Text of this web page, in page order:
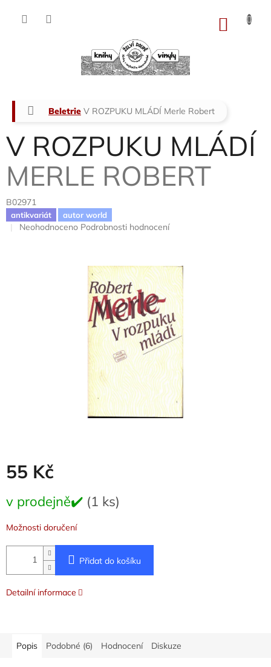
Domů
Beletrie V ROZPUKU MLÁDÍ Merle Robert
V ROZPUKU MLÁDÍ
MERLE ROBERT
B02971
antikvariát autor world
Průměrné
Neohodnoceno Podrobnosti hodnocení
55 Kč
cena:
v prodejně✔️ (1 ks)
Možnosti doručení
Přidat do košíku
Detailní informace
Popis Podobné (6) Hodnocení Diskuze